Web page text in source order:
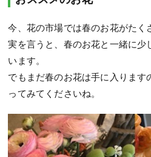
今、花の市場では春のお花がたく
実を言うと、春のお花と一緒に少
います。
でもまだ春のお花は手に入ります
ってみてくださいね。